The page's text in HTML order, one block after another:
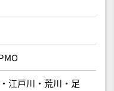
江戸川・荒川・足